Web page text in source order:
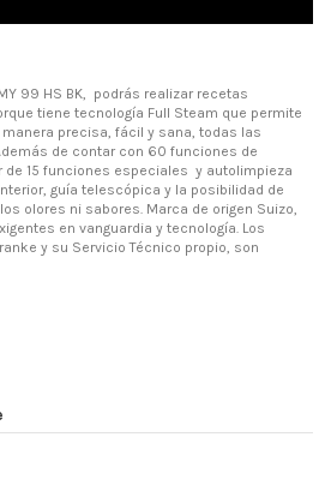
99 HS BK, podrás realizar recetas
tiene tecnología Full Steam que permite
precisa, fácil y sana, todas las
de contar con 60 funciones de
15 funciones especiales y autolimpieza
guía telescópica y la posibilidad de
olores ni sabores. Marca de origen Suizo,
en vanguardia y tecnología. Los
y su Servicio Técnico propio, son